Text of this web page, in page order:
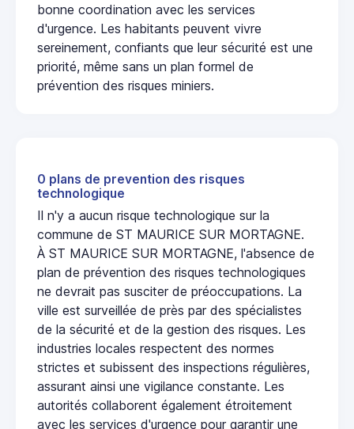
bonne coordination avec les services
d'urgence. Les habitants peuvent vivre
sereinement, confiants que leur sécurité est une
priorité, même sans un plan formel de
prévention des risques miniers.
0 plans de prevention des risques
technologique
Il n'y a aucun risque technologique sur la
commune de ST MAURICE SUR MORTAGNE.
À ST MAURICE SUR MORTAGNE, l'absence de
plan de prévention des risques technologiques
ne devrait pas susciter de préoccupations. La
ville est surveillée de près par des spécialistes
de la sécurité et de la gestion des risques. Les
industries locales respectent des normes
strictes et subissent des inspections régulières,
assurant ainsi une vigilance constante. Les
autorités collaborent également étroitement
avec les services d'urgence pour garantir une